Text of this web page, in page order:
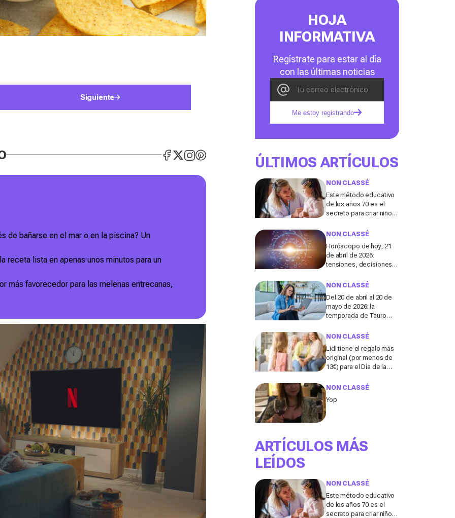
Siguiente
de bañarse en el mar o en la piscina? Un
receta lista en apenas unos minutos para un
más favorecedor para las melenas entrecanas,
HOJA
INFORMATIVA
Regístrate para estar al día
con las últimas noticias
Me estoy registrando
ÚLTIMOS ARTÍCULOS
NON CLASSÉ
Este método educativo
de los años 70 es el
secreto para criar niños
independientes hoy en
especialista
NON CLASSÉ
Horóscopo de hoy, 21
de abril de 2026:
tensiones, decisiones
salud y dinero
NON CLASSÉ
Del 20 de abril al 20 de
mayo de 2026: la
temporada de Tauro
5 signos del zodiaco
NON CLASSÉ
Lidl tiene el regalo más
original (por menos de
13€) para el Día de la
imaginas
NON CLASSÉ
Yop
ARTÍCULOS MÁS
LEÍDOS
NON CLASSÉ
Este método educativo
de los años 70 es el
secreto para criar niños